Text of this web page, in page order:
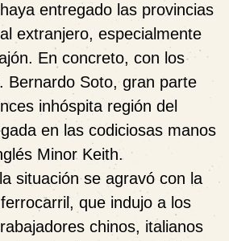
entregado las provincias
extranjero, especialmente
En concreto, con los
Bernardo Soto, gran parte
inhóspita región del
en las codiciosas manos
Minor Keith.
situación se agravó con la
que indujo a los
chinos, italianos